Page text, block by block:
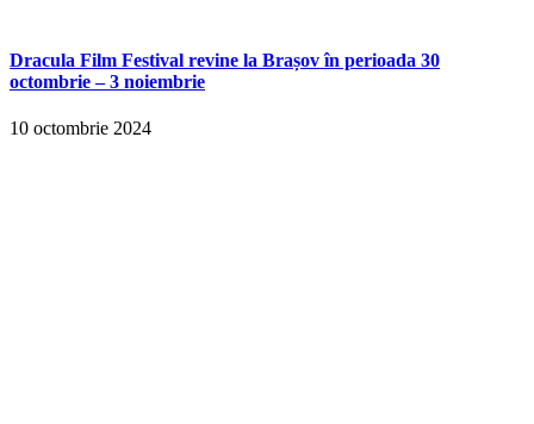
Dracula Film Festival revine la Brașov în perioada 30
octombrie – 3 noiembrie
10 octombrie 2024